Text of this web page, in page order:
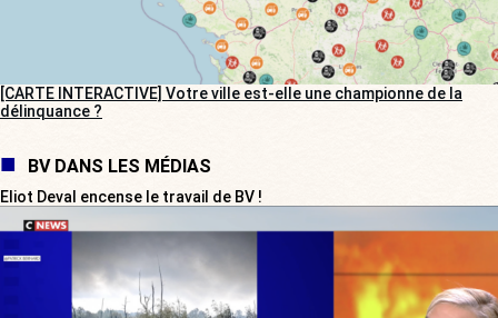
[CARTE INTERACTIVE] Votre ville est-elle une championne de la
délinquance ?
BV DANS LES MÉDIAS
Eliot Deval encense le travail de BV !